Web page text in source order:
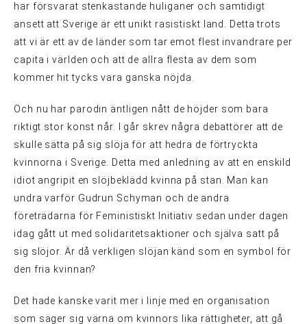
har försvarat stenkastande huliganer och samtidigt
ansett att Sverige är ett unikt rasistiskt land. Detta trots
att vi är ett av de länder som tar emot flest invandrare per
capita i världen och att de allra flesta av dem som
kommer hit tycks vara ganska nöjda.
Och nu har parodin äntligen nått de höjder som bara
riktigt stor konst når. I går skrev några debattörer att de
skulle sätta på sig slöja för att hedra de förtryckta
kvinnorna i Sverige. Detta med anledning av att en enskild
idiot angripit en slöjbeklädd kvinna på stan. Man kan
undra varför Gudrun Schyman och de andra
företrädarna för Feministiskt Initiativ sedan under dagen
idag gått ut med solidaritetsaktioner och själva satt på
sig slöjor. Är då verkligen slöjan känd som en symbol för
den fria kvinnan?
Det hade kanske varit mer i linje med en organisation
som säger sig värna om kvinnors lika rättigheter, att gå